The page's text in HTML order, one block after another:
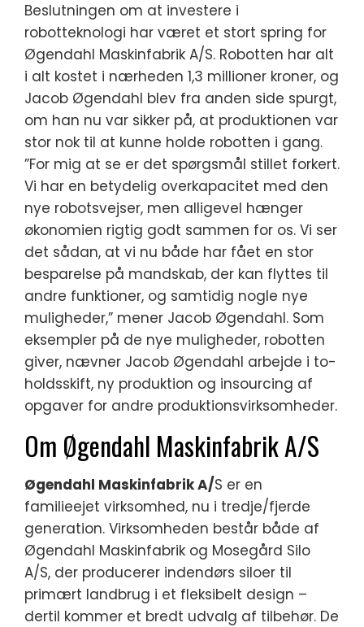
Beslutningen om at investere i
robotteknologi har været et stort spring for
Øgendahl Maskinfabrik A/S. Robotten har alt
i alt kostet i nærheden 1,3 millioner kroner, og
Jacob Øgendahl blev fra anden side spurgt,
om han nu var sikker på, at produktionen var
stor nok til at kunne holde robotten i gang.
”For mig at se er det spørgsmål stillet forkert.
Vi har en betydelig overkapacitet med den
nye robotsvejser, men alligevel hænger
økonomien rigtig godt sammen for os. Vi ser
det sådan, at vi nu både har fået en stor
besparelse på mandskab, der kan flyttes til
andre funktioner, og samtidig nogle nye
muligheder,” mener Jacob Øgendahl. Som
eksempler på de nye muligheder, robotten
giver, nævner Jacob Øgendahl arbejde i to-
holdsskift, ny produktion og insourcing af
opgaver for andre produktionsvirksomheder.
Om Øgendahl Maskinfabrik A/S
Øgendahl Maskinfabrik A/S er en
familieejet virksomhed, nu i tredje/fjerde
generation. Virksomheden består både af
Øgendahl Maskinfabrik og Mosegård Silo
A/S, der producerer indendørs siloer til
primært landbrug i et fleksibelt design –
dertil kommer et bredt udvalg af tilbehør. De